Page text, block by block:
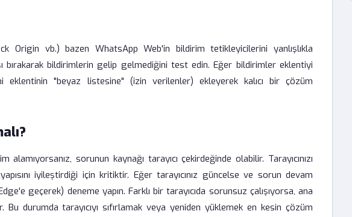
Origin vb.) bazen WhatsApp Web'in bildirim tetikleyicilerini yanlışlıkla
bırakarak bildirimlerin gelip gelmediğini test edin. Eğer bildirimler eklentiyi
eklentinin "beyaz listesine" (izin verilenler) ekleyerek kalıcı bir çözüm
sorunun kaynağı tarayıcı çekirdeğinde olabilir. Tarayıcınızı
iyileştirdiği için kritiktir. Eğer tarayıcınız güncelse ve sorun devam
geçerek) deneme yapın. Farklı bir tarayıcıda sorunsuz çalışıyorsa, ana
Bu durumda tarayıcıyı sıfırlamak veya yeniden yüklemek en kesin çözüm